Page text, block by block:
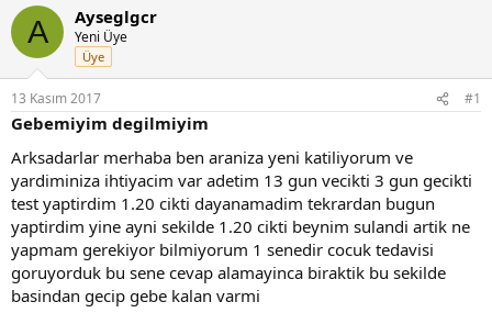
n
b
y
u
b
a
ş
l
a
t
a
n
ş
l
ı
ç
a
r
h
i
A Ayseglgcr
Yeni Üye
Üye
13 Kasım 2017 #1
Gebemiyim degilmiyim
Arksadarlar merhaba ben araniza yeni katiliyorum ve
yardiminiza ihtiyacim var adetim 13 gun vecikti 3 gun gecikti
test yaptirdim 1.20 cikti dayanamadim tekrardan bugun
yaptirdim yine ayni sekilde 1.20 cikti beynim sulandi artik ne
yapmam gerekiyor bilmiyorum 1 senedir cocuk tedavisi
goruyorduk bu sene cevap alamayinca biraktik bu sekilde
basindan gecip gebe kalan varmi